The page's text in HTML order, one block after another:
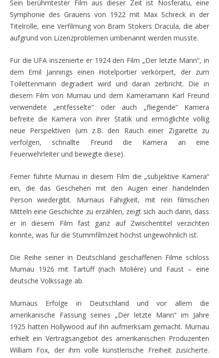
Sein berühmtester Film aus dieser Zeit ist Nosferatu, eine
Symphonie des Grauens von 1922 mit Max Schreck in der
Titelrolle, eine Verfilmung von Bram Stokers Dracula, die aber
aufgrund von Lizenzproblemen umbenannt werden musste.
Für die UFA inszenierte er 1924 den Film „Der letzte Mann“, in
dem Emil Jannings einen Hotelportier verkörpert, der zum
Toilettenmann degradiert wird und daran zerbricht. Die in
diesem Film von Murnau und dem Kameramann Karl Freund
verwendete „entfesselte“ oder auch „fliegende“ Kamera
befreite die Kamera von ihrer Statik und ermöglichte völlig
neue Perspektiven (um z.B. den Rauch einer Zigarette zu
verfolgen, schnallte Freund die Kamera an eine
Feuerwehrleiter und bewegte diese).
Ferner führte Murnau in diesem Film die „subjektive Kamera“
ein, die das Geschehen mit den Augen einer handelnden
Person wiedergibt. Murnaus Fähigkeit, mit rein filmischen
Mitteln eine Geschichte zu erzählen, zeigt sich auch darin, dass
er in diesem Film fast ganz auf Zwischentitel verzichten
konnte, was für die Stummfilmzeit höchst ungewöhnlich ist.
Die Reihe seiner in Deutschland geschaffenen Filme schloss
Murnau 1926 mit Tartüff (nach Molière) und Faust – eine
deutsche Volkssage ab.
Murnaus Erfolge in Deutschland und vor allem die
amerikanische Fassung seines „Der letzte Mann“ im Jahre
1925 hatten Hollywood auf ihn aufmerksam gemacht. Murnau
erhielt ein Vertragsangebot des amerikanischen Produzenten
William Fox, der ihm volle künstlerische Freiheit zusicherte.